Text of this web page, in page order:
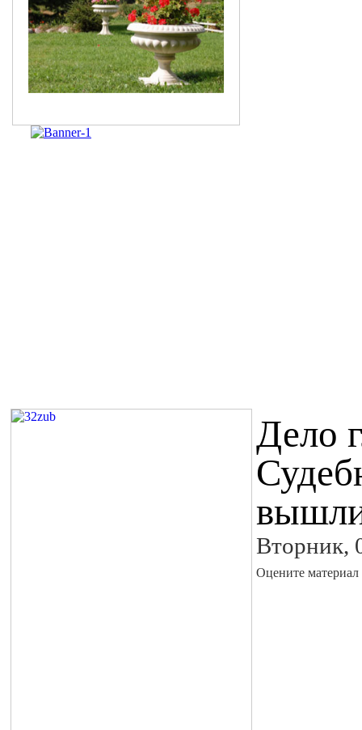
Дело
Вторник,
Оцените материал